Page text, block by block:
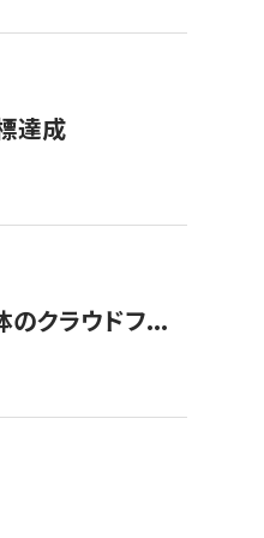
達成
のクラウドフ...